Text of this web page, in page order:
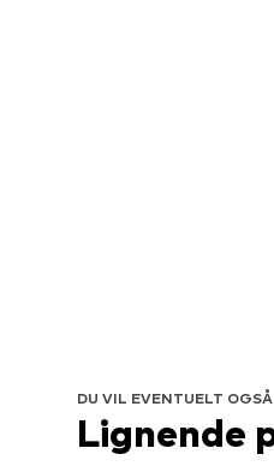
DU VIL EVENTUELT
Lignende